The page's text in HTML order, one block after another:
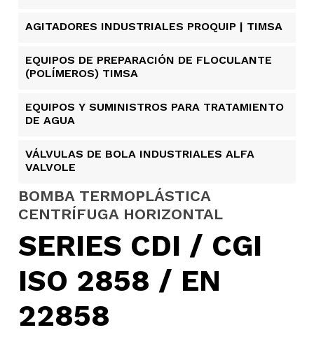
AGITADORES INDUSTRIALES PROQUIP | TIMSA
EQUIPOS DE PREPARACIÓN DE FLOCULANTE
(POLÍMEROS) TIMSA
EQUIPOS Y SUMINISTROS PARA TRATAMIENTO
DE AGUA
VÁLVULAS DE BOLA INDUSTRIALES ALFA
VALVOLE
BOMBA TERMOPLÁSTICA
CENTRÍFUGA HORIZONTAL
SERIES CDI / CGI
ISO 2858 / EN
22858